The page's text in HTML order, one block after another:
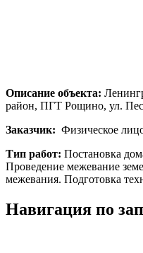
Описание объекта:
район, ПГТ Рощино, ул.
Заказчик: Физическое
Тип работ: Постановка
Проведение межевание
межевания. Подготовка
Навигация по